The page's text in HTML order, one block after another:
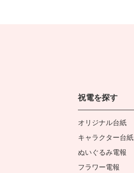
祝電を探す
オリジナル台紙
キャラクター台紙
ぬいぐるみ電報
フラワー電報